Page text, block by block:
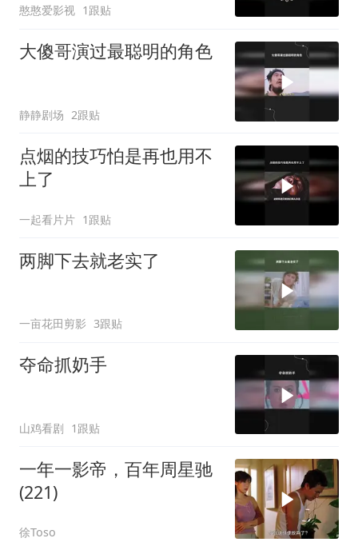
憨憨爱影视 1跟贴
大傻哥演过最聪明的角色
静静剧场 2跟贴
点烟的技巧怕是再也用不
上了
一起看片片 1跟贴
两脚下去就老实了
一亩花田剪影 3跟贴
夺命抓奶手
山鸡看剧 1跟贴
一年一影帝，百年周星驰
(221)
徐Toso